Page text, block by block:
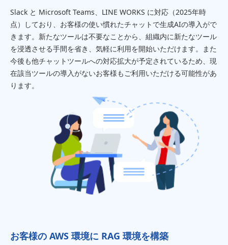
Slack と Microsoft Teams、LINE WORKS に対応（2025年時
点）しており、お客様の使い慣れたチャットで生成AIの導入がで
きます。新たなツールは不要なことから、組織内に新たなツール
を浸透させる手間を省き、気軽に利用を開始いただけます。また
今後も他チャットツールへの対応拡大が予定されているため、現
在該当ツールの導入がないお客様もご利用いただける可能性があ
ります。
お客様の AWS 環境に RAG 環境を構築